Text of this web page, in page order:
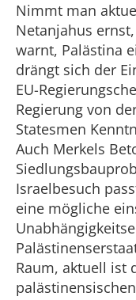
Nimmt man
Netanjahus
warnt, Palästina
drängt sich der
EU-
Regierung von
Statesmen
Auch Merkels
Israelbesuch
eine mögliche
Raum, aktuell ist